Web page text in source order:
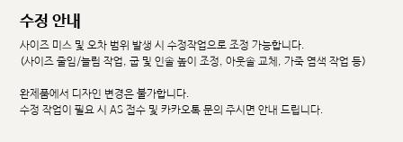
수정 안내
사이즈 미스 및 오차 범위 발생 시 수정작업으로 조정 가능합니다.
(사이즈 줄임/늘림 작업, 굽 및 인솔 높이 조정, 아웃솔 교체, 가죽 염색 작업 등)
완제품에서 디자인 변경은 불가합니다.
수정 작업이 필요 시 AS 접수 및 카카오톡 문의 주시면 안내 드립니다.